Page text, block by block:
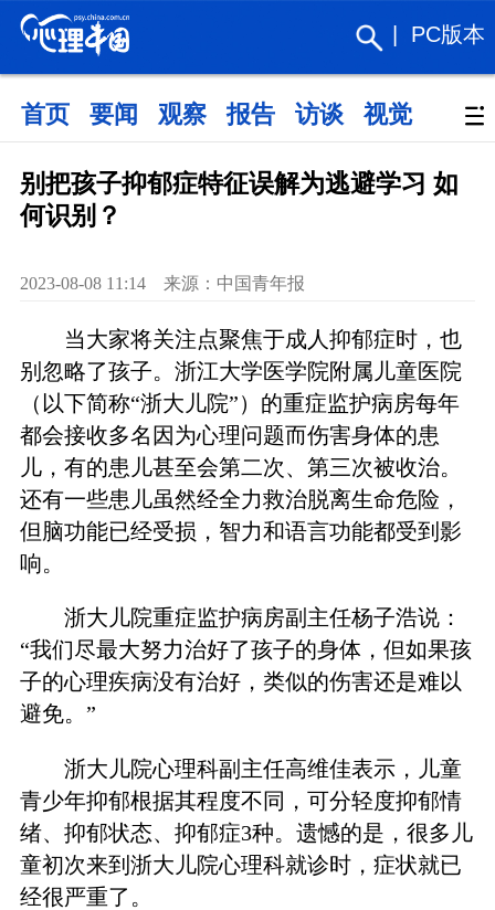
PC版本
首页 要闻 观察 报告 访谈 视觉 政策
别把孩子抑郁症特征误解为逃避学习 如
何识别？
2023-08-08 11:14 来源：中国青年报 ​
当大家将关注点聚焦于成人抑郁症时，也
别忽略了孩子。浙江大学医学院附属儿童医院
（以下简称“浙大儿院”）的重症监护病房每年
都会接收多名因为心理问题而伤害身体的患
儿，有的患儿甚至会第二次、第三次被收治。
还有一些患儿虽然经全力救治脱离生命危险，
但脑功能已经受损，智力和语言功能都受到影
响。
浙大儿院重症监护病房副主任杨子浩说：
“我们尽最大努力治好了孩子的身体，但如果孩
子的心理疾病没有治好，类似的伤害还是难以
避免。”
浙大儿院心理科副主任高维佳表示，儿童
青少年抑郁根据其程度不同，可分轻度抑郁情
绪、抑郁状态、抑郁症3种。遗憾的是，很多儿
童初次来到浙大儿院心理科就诊时，症状就已
经很严重了。